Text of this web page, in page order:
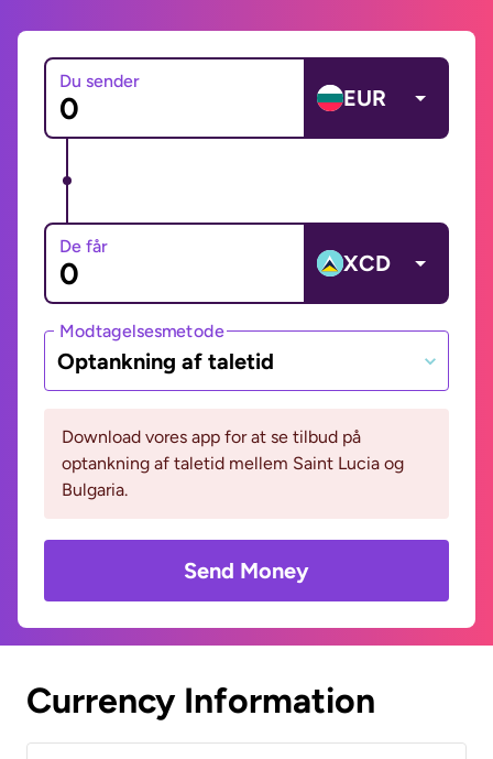
Du sender
EUR
De får
XCD
Modtagelsesmetode
Optankning af taletid
Download vores app for at se tilbud på
optankning af taletid mellem Saint Lucia og
Bulgaria.
Send Money
Currency Information